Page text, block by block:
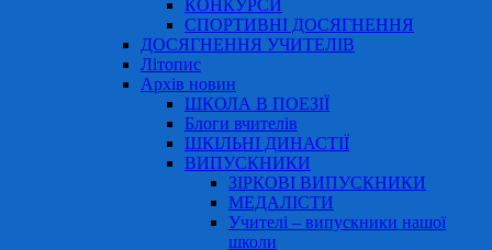
КОНКУРСИ
СПОРТИВНІ ДОСЯГНЕННЯ
ДОСЯГНЕННЯ УЧИТЕЛІВ
Літопис
Архів новин
ШКОЛА В ПОЕЗІЇ
Блоги вчителів
ШКІЛЬНІ ДИНАСТІЇ
ВИПУСКНИКИ
ЗІРКОВІ ВИПУСКНИКИ
МЕДАЛІСТИ
Учителі – випускники нашої
школи